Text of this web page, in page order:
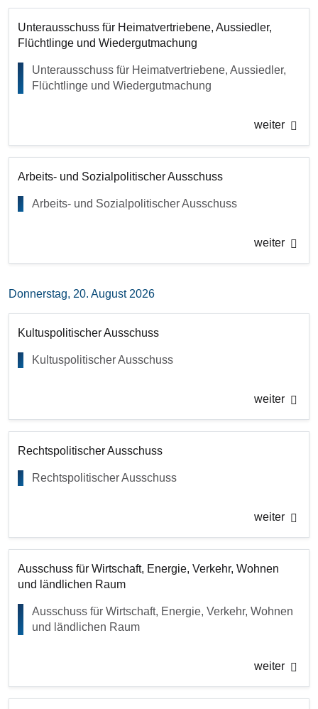
Unterausschuss für Heimatvertriebene, Aussiedler,
Flüchtlinge und Wiedergutmachung
Unterausschuss für Heimatvertriebene, Aussiedler,
Flüchtlinge und Wiedergutmachung
weiter
Arbeits- und Sozialpolitischer Ausschuss
Arbeits- und Sozialpolitischer Ausschuss
weiter
Donnerstag, 20. August 2026
Kultuspolitischer Ausschuss
Kultuspolitischer Ausschuss
weiter
Rechtspolitischer Ausschuss
Rechtspolitischer Ausschuss
weiter
Ausschuss für Wirtschaft, Energie, Verkehr, Wohnen
und ländlichen Raum
Ausschuss für Wirtschaft, Energie, Verkehr, Wohnen
und ländlichen Raum
weiter